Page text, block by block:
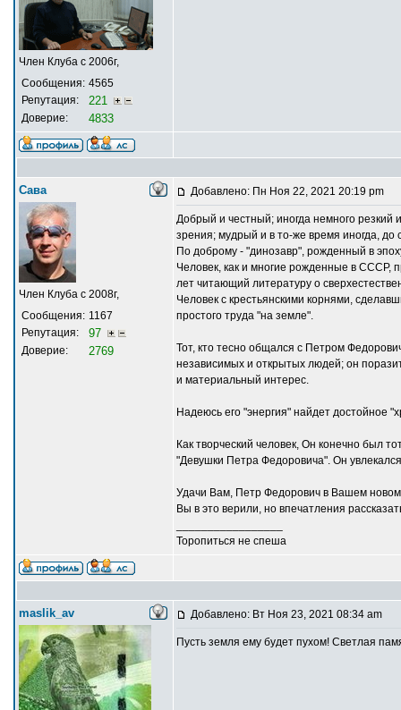
Член Клуба с 2006г,
Сообщения: 4565
Репутация:
221
Доверие: 4833
Сава
Член Клуба с 2008г,
Сообщения: 1167
Репутация:
97
Доверие: 2769
Добавлено: Пн Ноя 22, 2021 20:19 pm
Добрый и честный; иногда немного
зрения; мудрый и в то-же время иногда, до
По доброму - "динозавр", рожденный в
Человек, как и многие рожденные в СССР,
лет читающий литературу о
Человек с крестьянскими корнями,
простого труда "на земле".
Тот, кто тесно общался с Петром
независимых и открытых людей; он
и материальный интерес.
Надеюсь его "энергия" найдет достойное
Как творческий человек, Он конечно был
"Девушки Петра Федоровича". Он
Удачи Вам, Петр Федорович в Вашем
Вы в это верили, но впечатления
Торопиться не спеша
maslik_av Добавлено: Вт Ноя 23, 2021 08:34 am
Пусть земля ему будет пухом! Светлая